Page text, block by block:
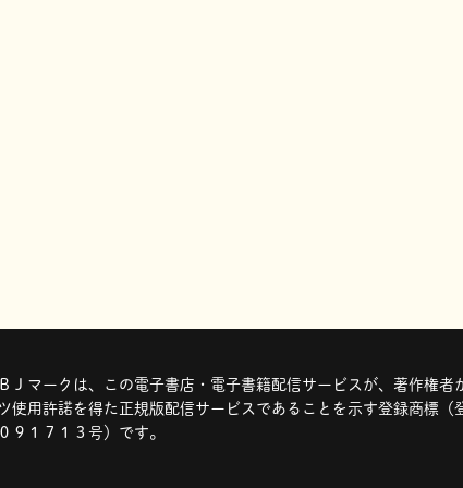
Ｊマークは、この電子書店・電子書籍配信サービスが、著作権者
使用許諾を得た正規版配信サービスであることを示す登録商標（
９１７１３号）です。